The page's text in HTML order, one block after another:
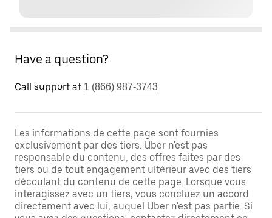
Have a question?
Call support at 1 (866) 987-3743
Les informations de cette page sont fournies
exclusivement par des tiers. Uber n'est pas
responsable du contenu, des offres faites par des
tiers ou de tout engagement ultérieur avec des tiers
découlant du contenu de cette page. Lorsque vous
interagissez avec un tiers, vous concluez un accord
directement avec lui, auquel Uber n'est pas partie. Si